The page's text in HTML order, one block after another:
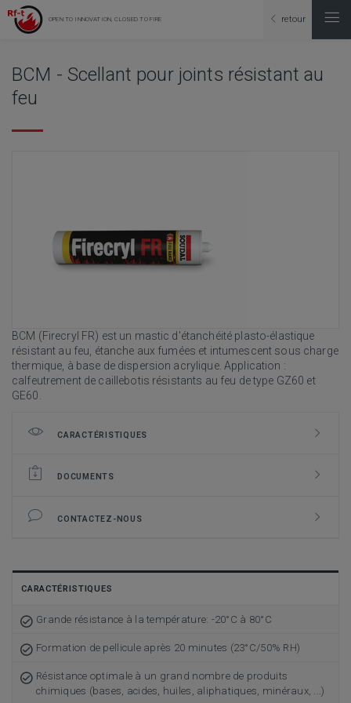
OPEN TO INNOVATION, CLOSED TO FIRE retour
BCM - Scellant pour joints résistant au
feu
BCM (Firecryl FR) est un mastic d'étanchéité plasto-élastique
résistant au feu, étanche aux fumées et intumescent sous charge
thermique, à base de dispersion acrylique. Application :
calfeutrement de caillebotis résistants au feu de type GZ60 et
GE60.
CARACTÉRISTIQUES
DOCUMENTS
CONTACTEZ-NOUS
CARACTÉRISTIQUES
Grande résistance à la température: -20°C à 80°C
Formation de pellicule après 20 minutes (23°C/50% RH)
Résistance optimale à un grand nombre de produits
chimiques (bases, acides, huiles, aliphatiques, minéraux, ...)